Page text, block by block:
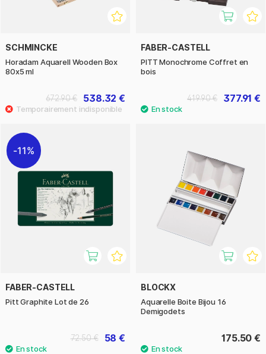
SCHMINCKE
Horadam Aquarell Wooden Box
80x5 ml
538.32 €
672.90 €
FABER-CASTELL
PITT Monochrome Coffret en
bois
377.91 €
419.90 €
11%
FABER-CASTELL
Pitt Graphite Lot de 26
58 €
72.50 €
BLOCKX
Aquarelle Boite Bijou 16
Demigodets
175.50 €